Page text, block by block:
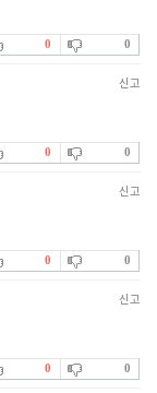
0 0
신고
0 0
신고
0 0
신고
0 0